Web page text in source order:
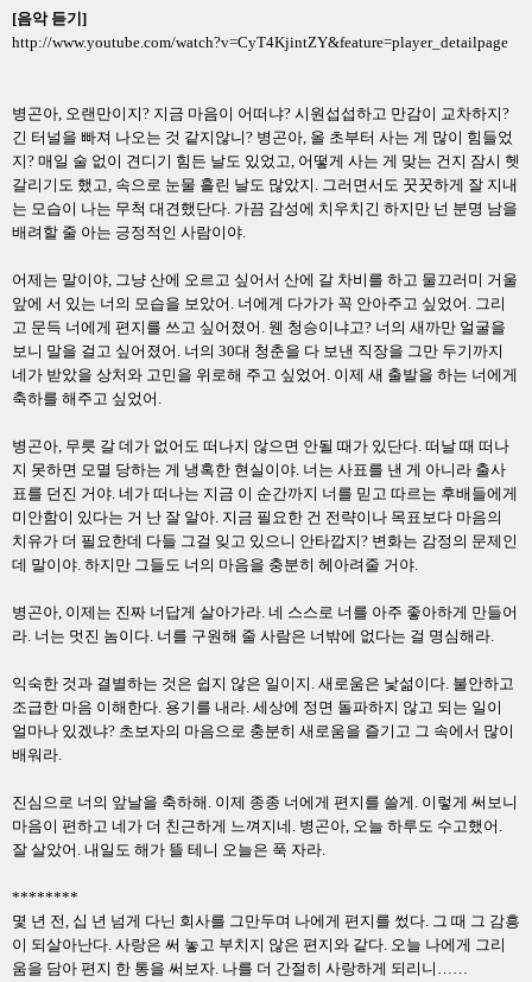
[음악 듣기 ]
http://www.youtube.com/watch?v=CyT4KjintZY&feature=player_detailpage
병곤아, 오랜만이지? 지금 마음이 어떠냐? 시원섭섭하고 만감이 교차하지?
긴 터널을 빠져 나오는 것 같지않니? 병곤아, 올 초부터 사는 게 많이 힘들었
지? 매일 술 없이 견디기 힘든 날도 있었고, 어떻게 사는 게 맞는 건지 잠시 헷
갈리기도 했고, 속으로 눈물 흘린 날도 많았지 . 그러면서도 꿋꿋하게 잘 지내
는 모습이 나는 무척 대견했단다. 가끔 감성에 치우치긴 하지만 넌 분명 남을
배려할 줄 아는 긍정적인 사람이야.
어제는 말이야, 그냥 산에 오르고 싶어서 산에 갈 차비를 하고 물끄러미 거울
앞에 서 있는 너의 모습을 보았어 . 너에게 다가가 꼭 안아주고 싶었어 . 그리
고 문득 너에게 편지를 쓰고 싶어졌어 . 웬 청승이냐고? 너의 새까만 얼굴을
보니 말을 걸고 싶어졌어 . 너의 30대 청춘을 다 보낸 직장을 그만 두기까지
네가 받았을 상처와 고민을 위로해 주고 싶었어 . 이제 새 출발을 하는 너에게
축하를 해주고 싶었어 .
병곤아, 무릇 갈 데가 없어도 떠나지 않으면 안될 때가 있단다. 떠날 때 떠나
지 못하면 모멸 당하는 게 냉혹한 현실이야. 너는 사표를 낸 게 아니라 출사
표를 던진 거야. 네가 떠나는 지금 이 순간까지 너를 믿고 따르는 후배들에게
미안함이 있다는 거 난 잘 알아. 지금 필요한 건 전략이나 목표보다 마음의
치유가 더 필요한데 다들 그걸 잊고 있으니 안타깝지? 변화는 감정의 문제인
데 말이야. 하지만 그들도 너의 마음을 충분히 헤아려줄 거야.
병곤아, 이제는 진짜 너답게 살아가라. 네 스스로 너를 아주 좋아하게 만들어
라. 너는 멋진 놈이다. 너를 구원해 줄 사람은 너밖에 없다는 걸 명심해라.
익숙한 것과 결별하는 것은 쉽지 않은 일이지 . 새로움은 낯섦이다. 불안하고
조급한 마음 이해한다. 용기를 내라. 세상에 정면 돌파하지 않고 되는 일이
얼마나 있겠냐? 초보자의 마음으로 충분히 새로움을 즐기고 그 속에서 많이
배워라.
진심으로 너의 앞날을 축하해 . 이제 종종 너에게 편지를 쓸게 . 이렇게 써보니
마음이 편하고 네가 더 친근하게 느껴지네 . 병곤아, 오늘 하루도 수고했어 .
잘 살았어 . 내일도 해가 뜰 테니 오늘은 푹 자라.
********
몇 년 전, 십 년 넘게 다닌 회사를 그만두며 나에게 편지를 썼다. 그 때 그 감흥
이 되살아난다. 사랑은 써 놓고 부치지 않은 편지와 같다. 오늘 나에게 그리
움을 담아 편지 한 통을 써보자. 나를 더 간절히 사랑하게 되리니 ……